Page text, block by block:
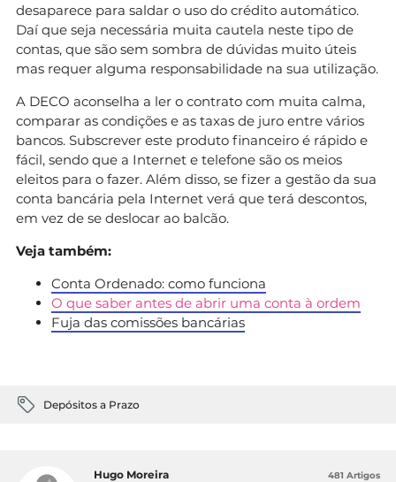
desaparece para saldar o uso do crédito automático.
Daí que seja necessária muita cautela neste tipo de
contas, que são sem sombra de dúvidas muito úteis
mas requer alguma responsabilidade na sua utilização.
A DECO aconselha a ler o contrato com muita calma,
comparar as condições e as taxas de juro entre vários
bancos. Subscrever este produto financeiro é rápido e
fácil, sendo que a Internet e telefone são os meios
eleitos para o fazer. Além disso, se fizer a gestão da sua
conta bancária pela Internet verá que terá descontos,
em vez de se deslocar ao balcão.
Veja também:
Conta Ordenado: como funciona
O que saber antes de abrir uma conta à ordem
Fuja das comissões bancárias
Depósitos a Prazo
Hugo Moreira 481 Artigos